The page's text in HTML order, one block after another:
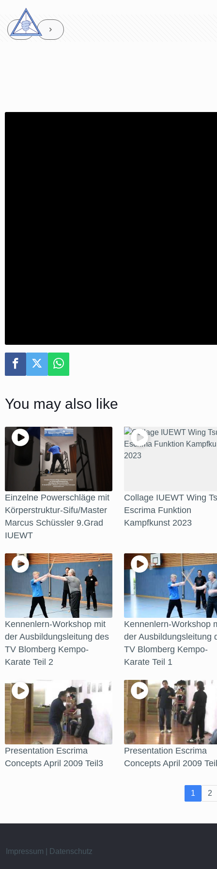
You may also like
Einzelne Powerschläge mit
Körperstruktur-Sifu/Master
Marcus Schüssler 9.Grad
IUEWT
Collage IUEWT Wing
Escrima Funktion
Kampfkunst 2023
Kennenlern-Workshop mit
der Ausbildungsleitung des
TV Blomberg Kempo-
Karate Teil 2
Kennenlern-Workshop
der Ausbildungsleitung
TV Blomberg Kempo-
Karate Teil 1
Presentation Escrima
Concepts April 2009 Teil3
Presentation Escrima
Concepts April 2009
1 2
Impressum | Datenschutz